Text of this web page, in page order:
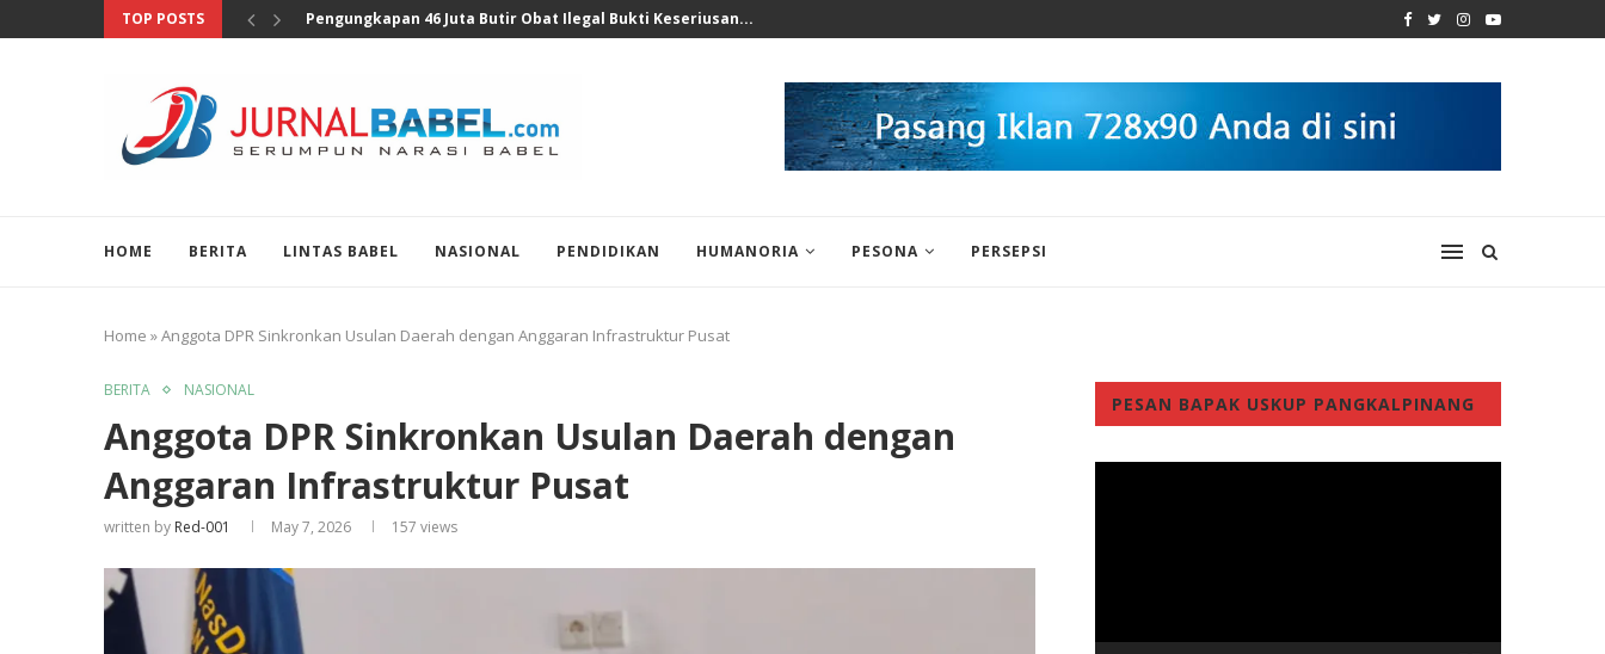
TOP POSTS Pengungkapan 46 Juta Butir Obat Ilegal Bukti Keseriusan...
HOME BERITA LINTAS BABEL NASIONAL PENDIDIKAN HUMANORIA PESONA PERSEPSI
Home »Anggota DPR Sinkronkan Usulan Daerah dengan Anggaran Infrastruktur Pusat
BERITA NASIONAL
Anggota DPR Sinkronkan Usulan Daerah dengan
Anggaran Infrastruktur Pusat
written by Red-001 May 7, 2026 157 views
PESAN BAPAK USKUP PANGKALPINANG